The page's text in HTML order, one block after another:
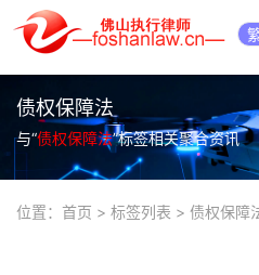
债权保障法
与“债权保障法”标签相关聚合资讯
位置： 首页 > 标签列表 > 债权保障